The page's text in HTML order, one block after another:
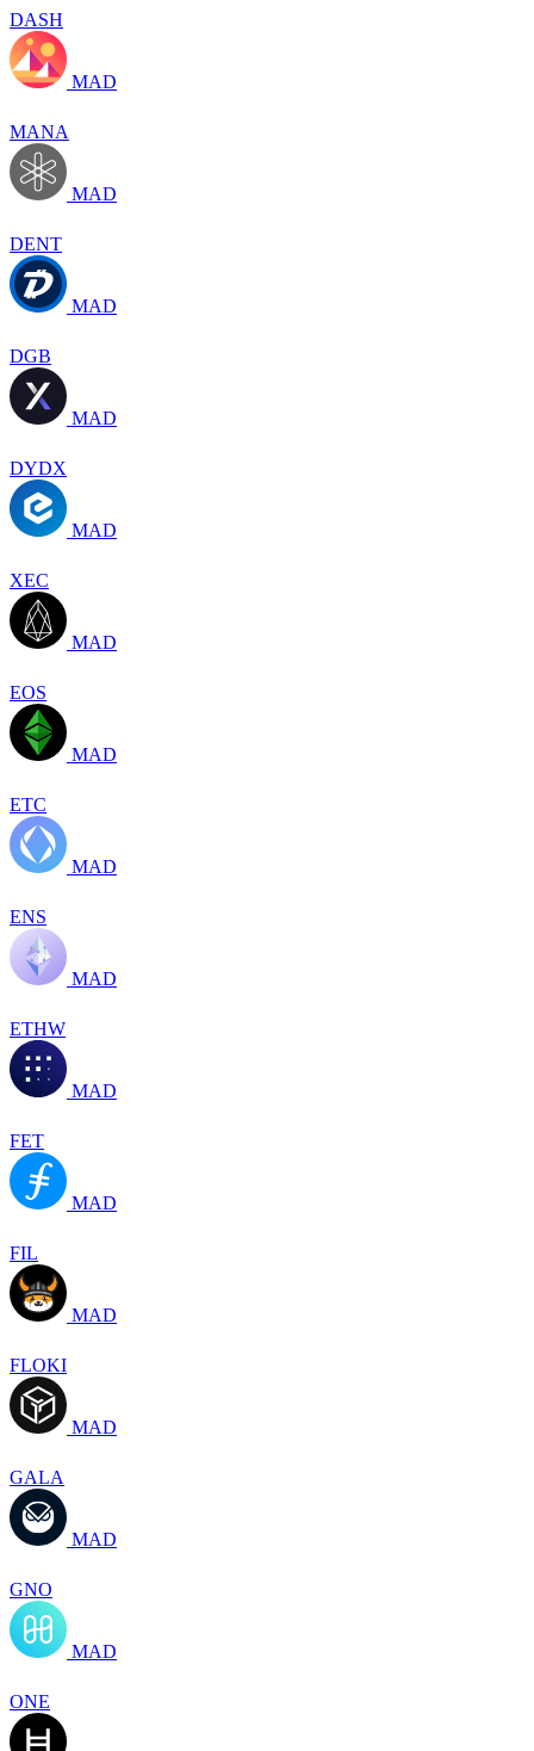
DASH
MAD
MANA
MAD
DENT
MAD
DGB
MAD
DYDX
MAD
XEC
MAD
EOS
MAD
ETC
MAD
ENS
MAD
ETHW
MAD
FET
MAD
FIL
MAD
FLOKI
MAD
GALA
MAD
GNO
MAD
ONE